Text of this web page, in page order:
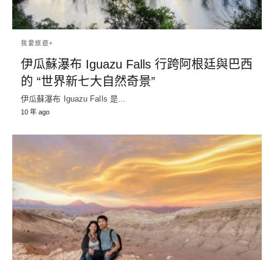
我愛旅遊+
伊瓜蘇瀑布 Iguazu Falls 行跨阿根廷與巴西
的 “世界新七大自然奇景”
伊瓜蘇瀑布 Iguazu Falls 是...
10 年 ago